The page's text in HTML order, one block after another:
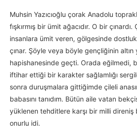
Muhsin Yazıcıoğlu çorak Anadolu
fışkırmış bir ümit ağacıdır. O bir
insanlara ümit veren, gölgesinde
çınar. Şöyle veya böyle gençliğinin altın
hapishanesinde geçti. Orada eğilmedi,
iftihar ettiği bir karakter sağlamlığı
sonra duruşmalara gittiğimde çileli
babasını tanıdım. Bütün aile vatan
yüklenen tehditlere karşı bir milli
onurlu idi.